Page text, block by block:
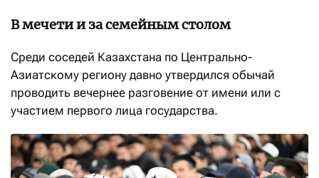
В мечети и за семейным столом
Среди соседей Казахстана по Центрально-
Азиатскому региону давно утвердился обычай
проводить вечернее разговение от имени или с
участием первого лица государства.